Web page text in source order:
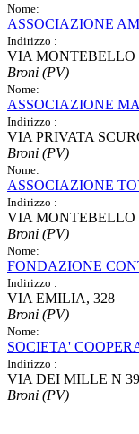
Nome:
ASSOCIAZIONE
Indirizzo :
VIA MONTEBELLO
Broni (PV)
Nome:
ASSOCIAZIONE
Indirizzo :
VIA PRIVATA
Broni (PV)
Nome:
ASSOCIAZIONE
Indirizzo :
VIA MONTEBELLO
Broni (PV)
Nome:
FONDAZIONE
Indirizzo :
VIA EMILIA, 328
Broni (PV)
Nome:
SOCIETA'
Indirizzo :
VIA DEI MILLE N 39
Broni (PV)